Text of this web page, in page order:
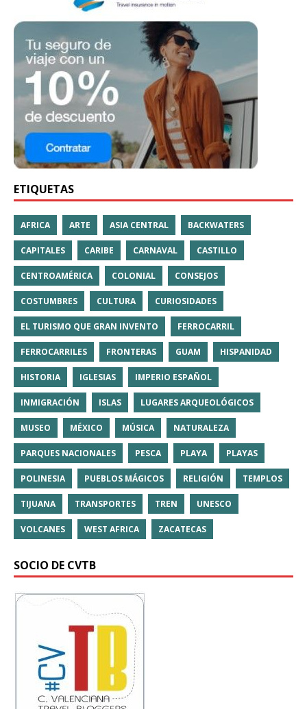
ETIQUETAS
AFRICA ARTE ASIA CENTRAL BACKWATERS
CAPITALES CARIBE CARNAVAL CASTILLO
CENTROAMÉRICA COLONIAL CONSEJOS
COSTUMBRES CULTURA CURIOSIDADES
EL TURISMO QUE GRAN INVENTO FERROCARRIL
FERROCARRILES FRONTERAS GUAM HISPANIDAD
HISTORIA IGLESIAS IMPERIO ESPAÑOL
INMIGRACIÓN ISLAS LUGARES ARQUEOLÓGICOS
MUSEO MÉXICO MÚSICA NATURALEZA
PARQUES NACIONALES PESCA PLAYA PLAYAS
POLINESIA PUEBLOS MÁGICOS RELIGIÓN TEMPLOS
TIJUANA TRANSPORTES TREN UNESCO
VOLCANES WEST AFRICA ZACATECAS
SOCIO DE CVTB